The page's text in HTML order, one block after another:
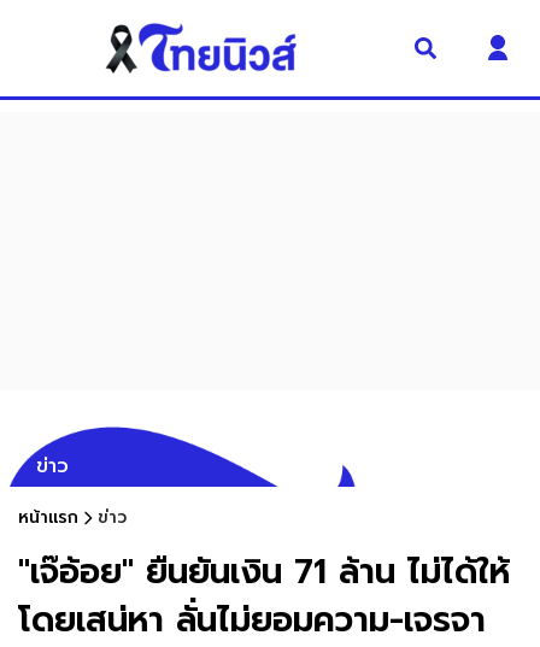
ข่าว
หน้าแรก ข่าว
"เจ๊อ้อย" ยืนยันเงิน 71 ล้าน ไม่ได้ให้
โดยเสน่หา ลั่นไม่ยอมความ-เจรจา